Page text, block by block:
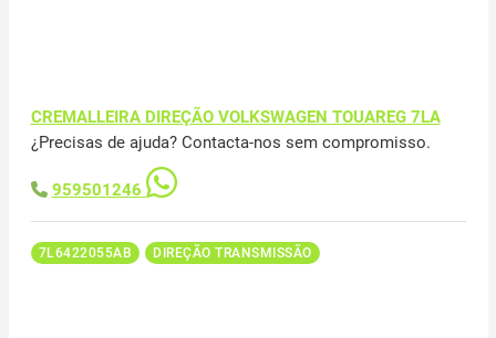
CREMALLEIRA DIREÇÃO VOLKSWAGEN TOUAREG 7LA
¿Precisas de ajuda? Contacta-nos sem compromisso.
959501246
7L6422055AB DIREÇÃO TRANSMISSÃO